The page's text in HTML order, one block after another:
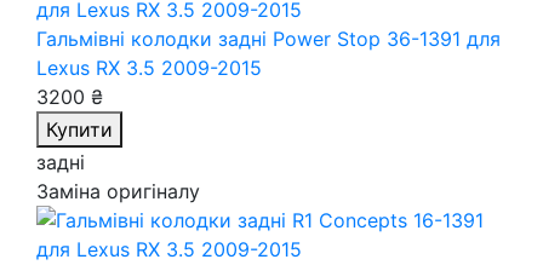
Гальмівні колодки задні Power Stop 36-1391 для
Lexus RX 3.5 2009-2015
3200 ₴
Купити
задні
Заміна оригіналу